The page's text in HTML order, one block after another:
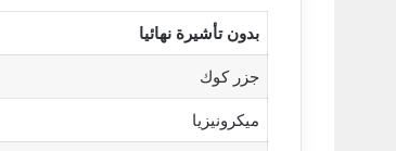
بدون تأشيرة نهائيا
جزر كوك
ميكرونيزيا